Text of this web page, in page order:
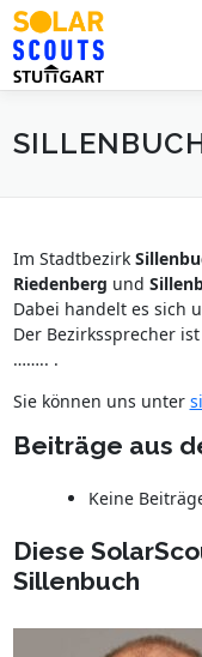
Zum
Inhalt
springen
PHOTOVOLTAIK
Im Stadtbezirk
Riedenberg und
Dabei handelt es sich
Der Bezirkssprecher
…….. .
Sie können uns unter
Beiträge aus
Keine
Diese
Sillenbuch